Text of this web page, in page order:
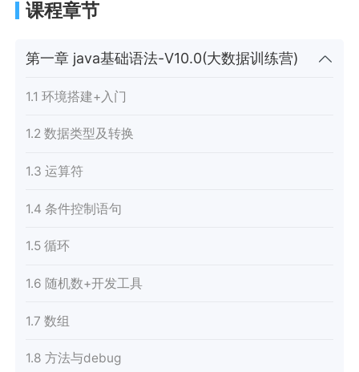
课程章节
第一章 java基础语法-V10.0(大数据训练营)
1.1 环境搭建+入门
1.2 数据类型及转换
1.3 运算符
1.4 条件控制语句
1.5 循环
1.6 随机数+开发工具
1.7 数组
1.8 方法与debug